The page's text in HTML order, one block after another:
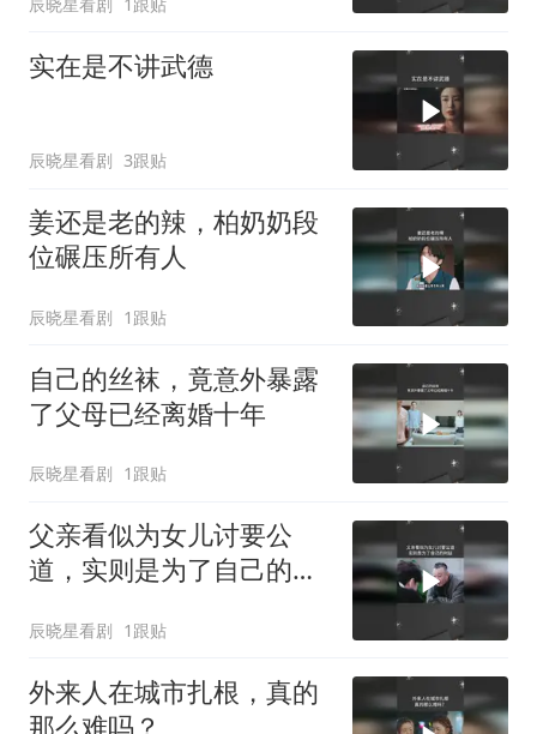
实在是不讲武德
辰晓星看剧 3跟贴
姜还是老的辣，柏奶奶段
位碾压所有人
辰晓星看剧 1跟贴
自己的丝袜，竟意外暴露
了父母已经离婚十年
辰晓星看剧 1跟贴
父亲看似为女儿讨要公
道，实则是为了自己的利
辰晓星看剧 1跟贴
外来人在城市扎根，真的
那么难吗？